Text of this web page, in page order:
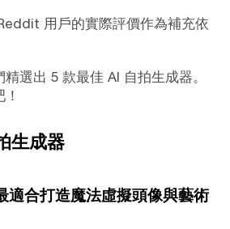
用戶的實際評價作為補充依
選出 5 款最佳 AI 自拍生成器。
生成器
適合打造魔法虛擬頭像與藝術